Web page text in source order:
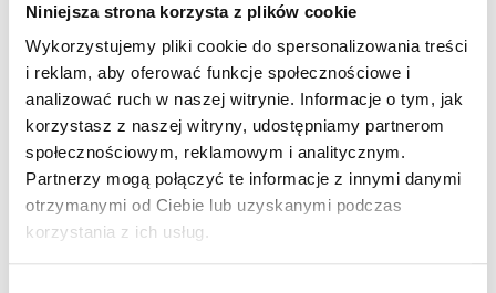
Niniejsza strona korzysta z plików cookie
Wykorzystujemy pliki cookie do spersonalizowania treści
i reklam, aby oferować funkcje społecznościowe i
analizować ruch w naszej witrynie. Informacje o tym, jak
korzystasz z naszej witryny, udostępniamy partnerom
społecznościowym, reklamowym i analitycznym.
Partnerzy mogą połączyć te informacje z innymi danymi
otrzymanymi od Ciebie lub uzyskanymi podczas
korzystania z ich usług.
Nasze zalecenie dla pojazdów o wyższym
zapotrzebowaniu na energię lub wyższych
wymaganiach w zakresie rozruchu zimnego
silnika.
SZCZEGÓŁY PRODUKTU >